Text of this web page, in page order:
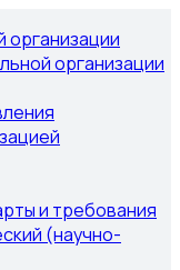
организации
и требования
(научно-